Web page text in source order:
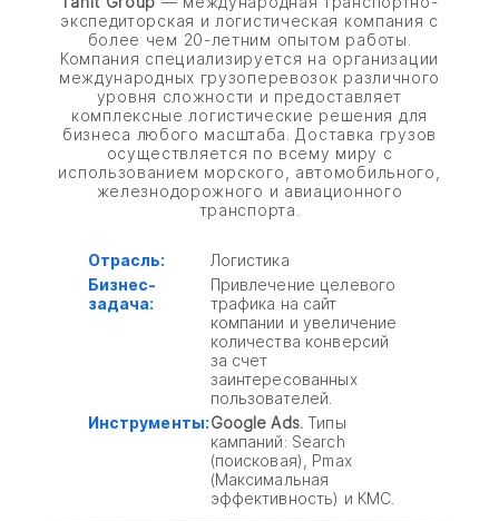
экспедиторская и логистическая компания с
более чем 20-летним опытом работы.
Компания специализируется на организации
международных грузоперевозок различного
уровня сложности и предоставляет
комплексные логистические решения для
бизнеса любого масштаба. Доставка грузов
осуществляется по всему миру с
использованием морского, автомобильного,
железнодорожного и авиационного
транспорта.
Отрасль:
Логистика
Бизнес-
задача:
Привлечение целевого
трафика на сайт
компании и увеличение
количества конверсий
за счет
заинтересованных
пользователей.
Инструменты:Google Ads. Типы
кампаний: Search
(поисковая), Pmax
(Максимальная
эффективность) и КМС.